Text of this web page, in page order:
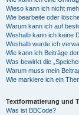
Wieso kann ich nicht
Wie bearbeite oder
Warum kann ich auf
Weshalb kann ich keine
Weshalb wurde ich
Wie kann ich Beiträge
Was bewirkt die
Warum muss mein
Wie markiere ich ein
Textformatierung und
Was ist BBCode?